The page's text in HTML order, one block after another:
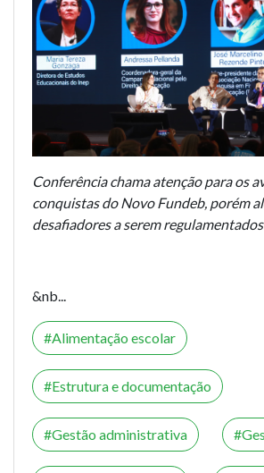
Conferência chama atenção para os
conquistas do Novo Fundeb, porém
desafiadores a serem regulamentados
&nb...
Alimentação escolar
Estrutura e documentação
Gestão administrativa